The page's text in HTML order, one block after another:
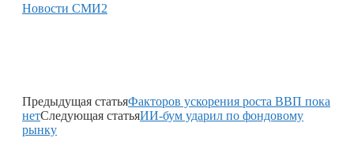
Новости СМИ2
Предыдущая статьяФакторов ускорения роста ВВП пока
нетСледующая статьяИИ-бум ударил по фондовому
рынку